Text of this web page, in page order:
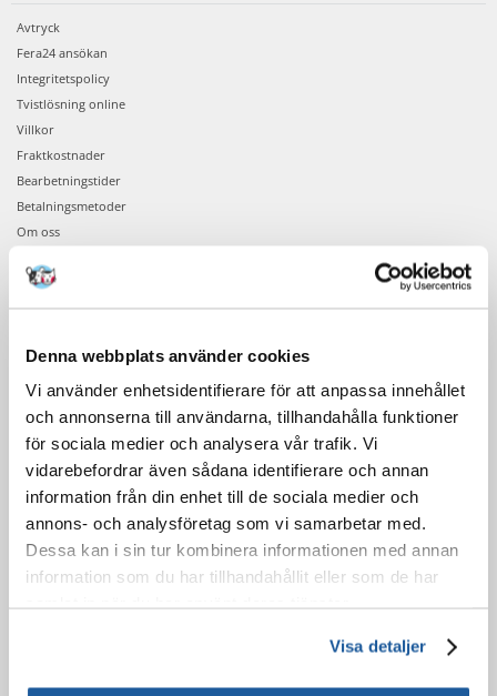
Denna webbplats använder cookies
Vi använder enhetsidentifierare för att anpassa innehållet
och annonserna till användarna, tillhandahålla funktioner
för sociala medier och analysera vår trafik. Vi
vidarebefordrar även sådana identifierare och annan
information från din enhet till de sociala medier och
annons- och analysföretag som vi samarbetar med.
Dessa kan i sin tur kombinera informationen med annan
information som du har tillhandahållit eller som de har
Visa detaljer
Avtryck
Fera24 ansökan
Integritetspolicy
Tvistlösning online
Villkor
Fraktkostnader
Bearbetningstider
Betalningsmetoder
Om oss
BESTÄLLNING
Beställningsinformation
Din beställning
Logga in på ditt konto
EFTER KÖPET
Avbokningsregler
Faktura
Garanti och service
Om oss